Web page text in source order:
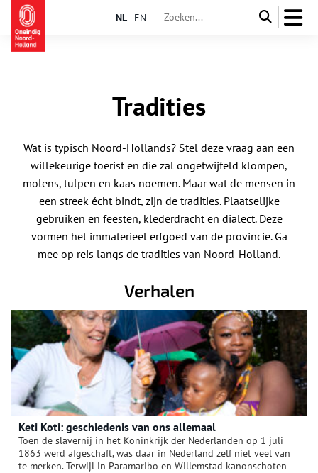
NL EN
Tradities
Wat is typisch Noord-Hollands? Stel deze vraag aan een
willekeurige toerist en die zal ongetwijfeld klompen,
molens, tulpen en kaas noemen. Maar wat de mensen in
een streek écht bindt, zijn de tradities. Plaatselijke
gebruiken en feesten, klederdracht en dialect. Deze
vormen het immaterieel erfgoed van de provincie. Ga
mee op reis langs de tradities van Noord-Holland.
Verhalen
Keti Koti: geschiedenis van ons allemaal
Toen de slavernij in het Koninkrijk der Nederlanden op 1 juli
1863 werd afgeschaft, was daar in Nederland zelf niet veel van
te merken. Terwijl in Paramaribo en Willemstad kanonschoten